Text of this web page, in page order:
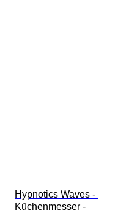
Hypnotics Waves -
Küchenmesser -